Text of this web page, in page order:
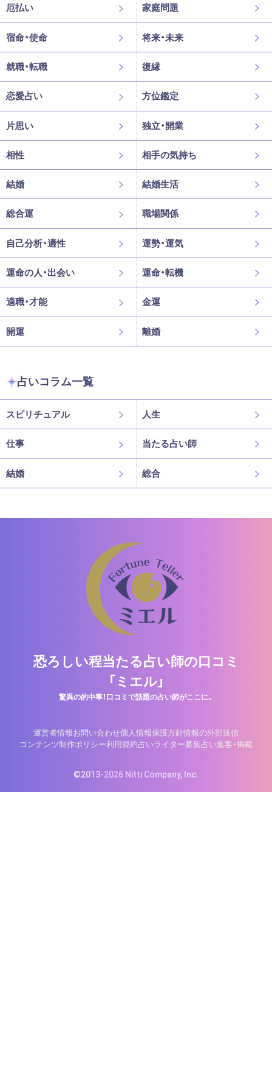
厄払い 家庭問題
宿命・使命 将来・未来
就職・転職 復縁
恋愛占い 方位鑑定
片思い 独立・開業
相性 相手の気持ち
結婚 結婚生活
総合運 職場関係
自己分析・適性 運勢・運気
運命の人・出会い 運命・転機
適職・才能 金運
開運 離婚
占いコラム一覧
スピリチュアル 人生
仕事 当たる占い師
結婚 総合
恐ろしい程当たる占い師の口コミ
「ミエル」
驚異の的中率！口コミで話題の占い師がここに。
運営者情報お問い合わせ個人情報保護方針情報の外部送信
コンテンツ制作ポリシー利用規約占いライター募集占い集客・掲載
©2013-2026 Nitti Company, Inc.